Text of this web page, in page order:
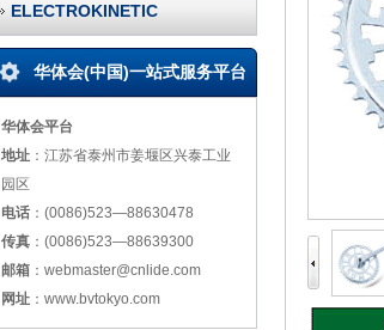
ELECTROKINETIC
华体会(中国)一站式服务平台
华体会平台
地址：江苏省泰州市姜堰区兴泰工业
园区
电话：(0086)523—88630478
传真：(0086)523—88639300
邮箱：webmaster@cnlide.com
网址：www.bvtokyo.com